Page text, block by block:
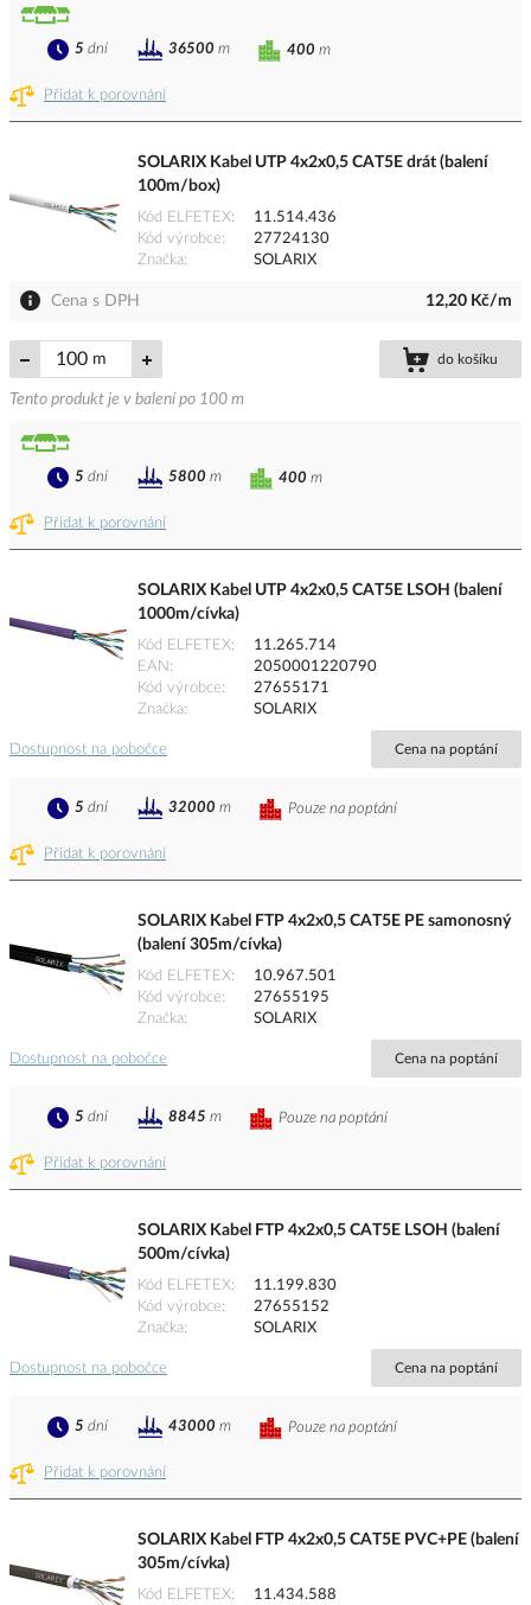
Přidat k porovnání
400 m
5 dní 36500 m
SOLARIX Kabel UTP 4x2x0,5 CAT5E drát (balení
100m/box)
Kód ELFETEX
11.514.436
Kód výrobce
27724130
Značka
SOLARIX
Cena s DPH 12,20 Kč/m
m do košíku
Tento produkt je v balení po 100 m
Přidat k porovnání
400 m
5 dní 5800 m
SOLARIX Kabel UTP 4x2x0,5 CAT5E LSOH (balení
1000m/cívka)
Kód ELFETEX
11.265.714
EAN
2050001220790
Kód výrobce
27655171
Značka
SOLARIX
Dostupnost na pobočce Cena na poptání
Přidat k porovnání
Pouze na poptání
5 dní 32000 m
SOLARIX Kabel FTP 4x2x0,5 CAT5E PE samonosný
(balení 305m/cívka)
Kód ELFETEX
10.967.501
Kód výrobce
27655195
Značka
SOLARIX
Dostupnost na pobočce Cena na poptání
Přidat k porovnání
Pouze na poptání
5 dní 8845 m
SOLARIX Kabel FTP 4x2x0,5 CAT5E LSOH (balení
500m/cívka)
Kód ELFETEX
11.199.830
Kód výrobce
27655152
Značka
SOLARIX
Dostupnost na pobočce Cena na poptání
Přidat k porovnání
Pouze na poptání
5 dní 43000 m
SOLARIX Kabel FTP 4x2x0,5 CAT5E PVC+PE (balení
305m/cívka)
Kód ELFETEX
11.434.588